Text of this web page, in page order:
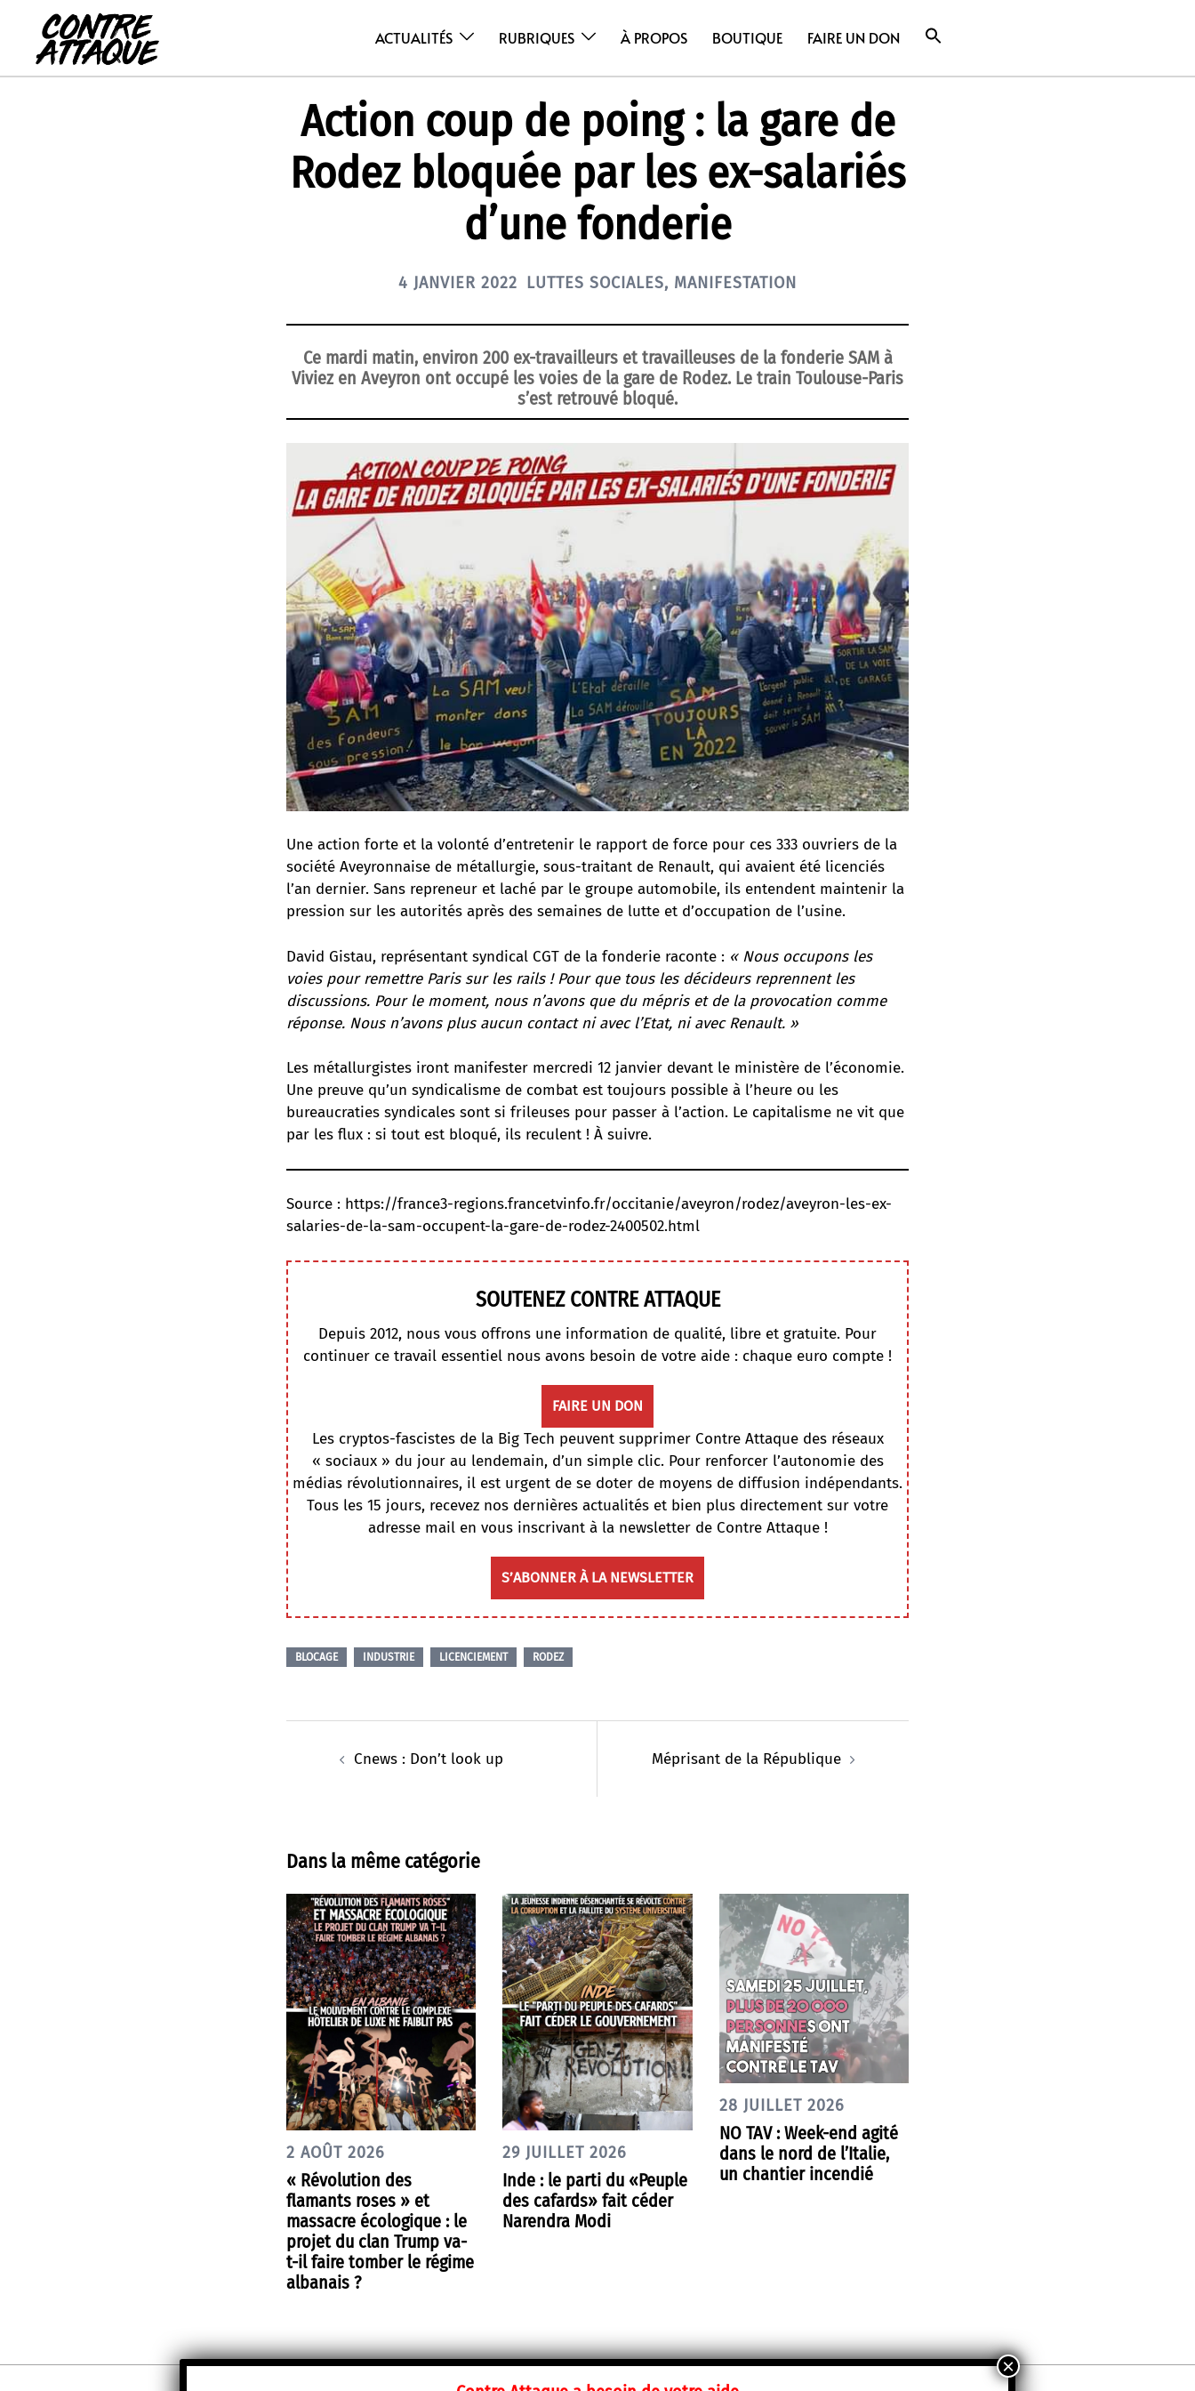
contenu
ACTUALITÉS RUBRIQUES À PROPOS BOUTIQUE FAIRE UN DON
Action coup de poing : la gare de
Rodez bloquée par les ex-salariés
d’une fonderie
4 JANVIER 2022 LUTTES SOCIALES, MANIFESTATION
Ce mardi matin, environ 200 ex-travailleurs et travailleuses de la fonderie SAM à
Viviez en Aveyron ont occupé les voies de la gare de Rodez. Le train Toulouse-Paris
s’est retrouvé bloqué.
Une action forte et la volonté d’entretenir le rapport de force pour ces 333 ouvriers de la
société Aveyronnaise de métallurgie, sous-traitant de Renault, qui avaient été licenciés
l’an dernier. Sans repreneur et laché par le groupe automobile, ils entendent maintenir la
pression sur les autorités après des semaines de lutte et d’occupation de l’usine.
David Gistau, représentant syndical CGT de la fonderie raconte : « Nous occupons les
voies pour remettre Paris sur les rails ! Pour que tous les décideurs reprennent les
discussions. Pour le moment, nous n’avons que du mépris et de la provocation comme
réponse. Nous n’avons plus aucun contact ni avec l’Etat, ni avec Renault. »
Les métallurgistes iront manifester mercredi 12 janvier devant le ministère de l’économie.
Une preuve qu’un syndicalisme de combat est toujours possible à l’heure ou les
bureaucraties syndicales sont si frileuses pour passer à l’action. Le capitalisme ne vit que
par les flux : si tout est bloqué, ils reculent ! À suivre.
Source : https://france3-regions.francetvinfo.fr/occitanie/aveyron/rodez/aveyron-les-ex-
salaries-de-la-sam-occupent-la-gare-de-rodez-2400502.html
SOUTENEZ CONTRE ATTAQUE
Depuis 2012, nous vous offrons une information de qualité, libre et gratuite. Pour
continuer ce travail essentiel nous avons besoin de votre aide : chaque euro compte !
FAIRE UN DON
Les cryptos-fascistes de la Big Tech peuvent supprimer Contre Attaque des réseaux
« sociaux » du jour au lendemain, d’un simple clic. Pour renforcer l’autonomie des
médias révolutionnaires, il est urgent de se doter de moyens de diffusion indépendants.
Tous les 15 jours, recevez nos dernières actualités et bien plus directement sur votre
adresse mail en vous inscrivant à la newsletter de Contre Attaque !
S’ABONNER À LA NEWSLETTER
BLOCAGE INDUSTRIE LICENCIEMENT RODEZ
d’articleCnews : Don’t look up Méprisant de la République
Dans la même catégorie
2 AOÛT 2026
« Révolution des
flamants roses » et
massacre écologique : le
projet du clan Trump va-
t-il faire tomber le régime
albanais ?
29 JUILLET 2026
Inde : le parti du «Peuple
des cafards» fait céder
Narendra Modi
28 JUILLET 2026
NO TAV : Week-end agité
dans le nord de l’Italie,
un chantier incendié